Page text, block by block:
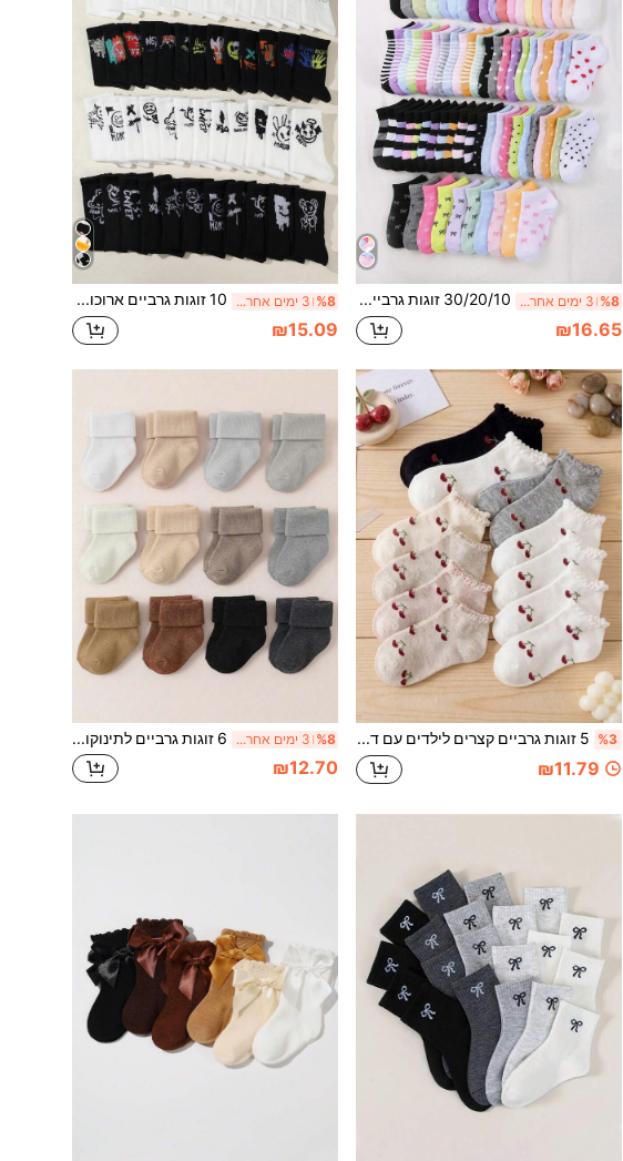
%8 3 ימים אחרונים 30/20/10 זוגות גרביים קצרות לילדים באביב וקיץ, בצבע אחיד, רשת נושמת, בצבעי סוכריות, פפיון תחרה, דוגמת לב, פסים, רכות ונוחות, קז'ואל, גרבי סטודנט - מתאים ללבוש יומיומי, מבחר צבעים אקראי
₪16.65
%8 3 ימים אחרונים 10 זוגות גרביים ארוכות אלסטיות עם צינור גרפיטי בסגנון רחוב לבני נוער
₪15.09
%3 5 זוגות גרביים קצרים לילדים עם דפוס פירות דובדבון, סגנון קולג' INS, מתאים ליומיום, לשימוש קז'ואל ולמתנה לעונת החזרה לבית הספר, צבעים אקראיים
₪11.79
%8 3 ימים אחרונים 6 זוגות גרביים לתינוקות רכים ונוחים עם קיפול, חמים לסתיו/חורף, בגוון חום, צבעים אקראיים
₪12.70